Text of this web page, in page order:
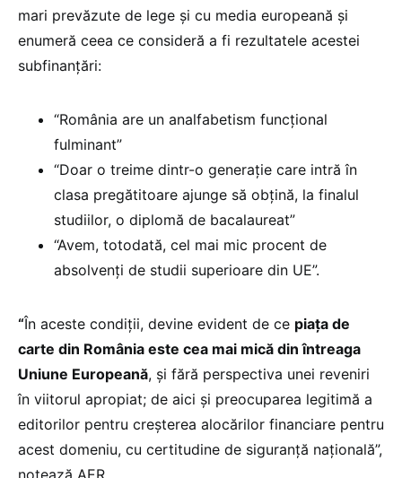
mari prevăzute de lege și cu media europeană și
enumeră ceea ce consideră a fi rezultatele acestei
subfinanțări:
“România are un analfabetism funcțional
fulminant”
“Doar o treime dintr-o generație care intră în
clasa pregătitoare ajunge să obțină, la finalul
studiilor, o diplomă de bacalaureat”
“Avem, totodată, cel mai mic procent de
absolvenți de studii superioare din UE”.
“În aceste condiții, devine evident de ce piața de
carte din România este cea mai mică din întreaga
Uniune Europeană, și fără perspectiva unei reveniri
în viitorul apropiat; de aici și preocuparea legitimă a
editorilor pentru creșterea alocărilor financiare pentru
acest domeniu, cu certitudine de siguranță națională”,
notează AER